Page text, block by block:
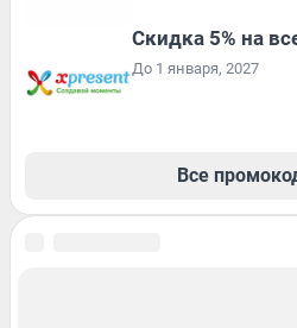
Скидка 5% на
До 1 января, 2027
Все